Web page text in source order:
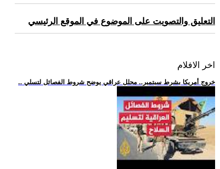
التعليق والتصويت على الموضوع في الموقع الرئيسي
اخر الافلام
.. خروج أمريكا بشرط سبتمبر.. محلل عراقي يوضح شروط الفصائل لتسلي